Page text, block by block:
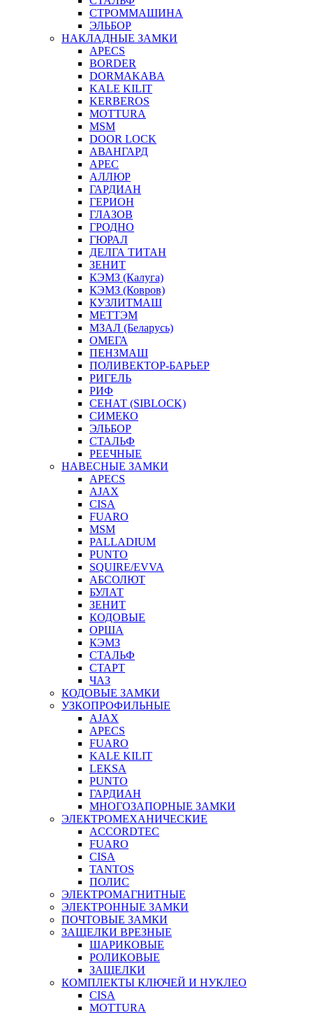
СТРОММАШИНА
ЭЛЬБОР
НАКЛАДНЫЕ ЗАМКИ
APECS
BORDER
DORMAKABA
KALE KILIT
KERBEROS
MOTTURA
MSM
DOOR LOCK
АВАНГАРД
АРЕС
АЛЛЮР
ГАРДИАН
ГЕРИОН
ГЛАЗОВ
ГРОДНО
ГЮРАЛ
ДЕЛГА ТИТАН
ЗЕНИТ
КЭМЗ (Калуга)
КЭМЗ (Ковров)
КУЗЛИТМАШ
МЕТТЭМ
МЗАЛ (Беларусь)
ОМЕГА
ПЕНЗМАШ
ПОЛИВЕКТОР-БАРЬЕР
РИГЕЛЬ
РИФ
СЕНАТ (SIBLOCK)
СИМЕКО
ЭЛЬБОР
СТАЛЬФ
РЕЕЧНЫЕ
НАВЕСНЫЕ ЗАМКИ
APECS
AJAX
CISA
FUARO
MSM
PALLADIUM
PUNTO
SQUIRE/EVVA
АБСОЛЮТ
БУЛАТ
ЗЕНИТ
КОДОВЫЕ
ОРША
КЭМЗ
СТАЛЬФ
СТАРТ
ЧАЗ
КОДОВЫЕ ЗАМКИ
УЗКОПРОФИЛЬНЫЕ
AJAX
APECS
FUARO
KALE KILIT
LEKSA
PUNTO
ГАРДИАН
МНОГОЗАПОРНЫЕ ЗАМКИ
ЭЛЕКТРОМЕХАНИЧЕСКИЕ
ACCORDTEC
FUARO
CISA
TANTOS
ПОЛИС
ЭЛЕКТРОМАГНИТНЫЕ
ЭЛЕКТРОННЫЕ ЗАМКИ
ПОЧТОВЫЕ ЗАМКИ
ЗАЩЕЛКИ ВРЕЗНЫЕ
ШАРИКОВЫЕ
РОЛИКОВЫЕ
ЗАЩЕЛКИ
КОМПЛЕКТЫ КЛЮЧЕЙ И НУКЛЕО
CISA
MOTTURA